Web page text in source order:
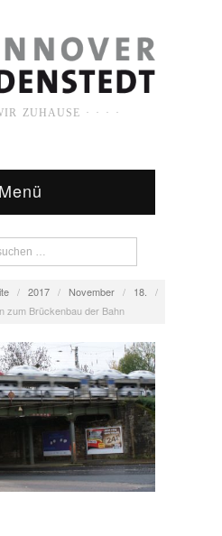
ZUHAUSE · · · ·
Menü
/ 2017 / November / 18.
/
zum Brückenbau der Bahn